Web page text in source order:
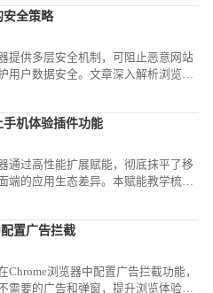
安全策略
提供多层安全机制，可阻止恶意网站
用户数据安全。文章深入解析浏览器
机体验插件功能
通过高性能扩展赋能，彻底抹平了移
端的应用生态差异。本赋能教学梳理
置广告拦截
Chrome浏览器中配置广告拦截功能，
需要的广告和弹窗，提升浏览体验并